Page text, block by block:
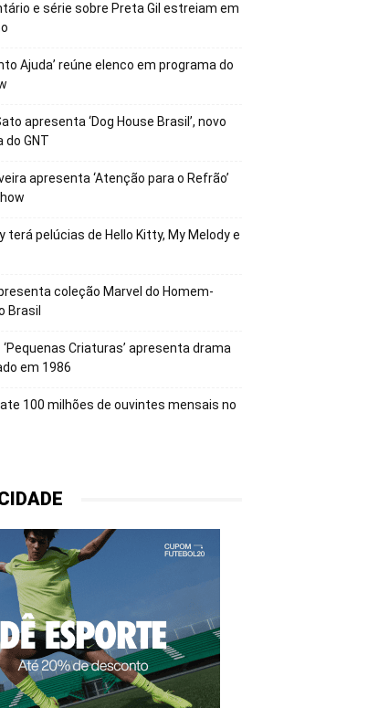
e série sobre Preta Gil estreiam em
Ajuda’ reúne elenco em programa do
apresenta ‘Dog House Brasil’, novo
do GNT
apresenta ‘Atenção para o Refrão’
terá pelúcias de Hello Kitty, My Melody e
coleção Marvel do Homem-
Brasil
‘Pequenas Criaturas’ apresenta drama
em 1986
100 milhões de ouvintes mensais no